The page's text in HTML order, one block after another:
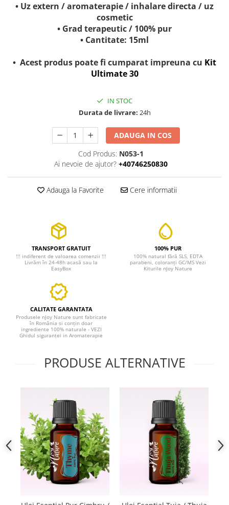
• Uz extern / aromaterapie / inhalare directa / uz
cosmetic
• Grad terapeutic / 100% pur
• Cantitate: 15ml
• Acest produs poate fi cumparat impreuna cu Kit
Ultimate 30
IN STOC
Durata de livrare: 24h
ADAUGA IN COS
Cod Produs: N053-1
Ai nevoie de ajutor? +40746250830
Adauga la Favorite Cere informatii
TRANSPORT GRATUIT
!!! indiferent de valoarea comenzii !!!
Livrăm în 24-48h acasă sau la
EasyBox
100% PUR
100% natural fără SLS, EDTA
parabeni, coloranți GC/MS Vezi
Kiturile nJoy Nature
CALITATE GARANTATA
Produsele nJoy Nature sunt fabricate
în România si conțin doar
ingrediente 100% naturale - VEZI
Ghidul siguranței in Aromaterapie
PRODUSE ALTERNATIVE